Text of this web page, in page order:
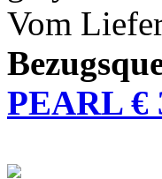
Vom
PEARL €